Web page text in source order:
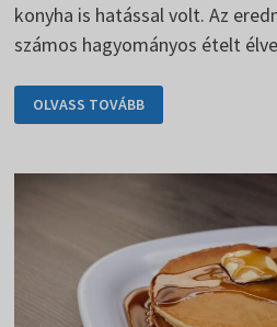
konyha is hatással volt. Az
számos hagyományos ételt
A
SZLOVÁK
KONYHA
OLVASS TOVÁBB